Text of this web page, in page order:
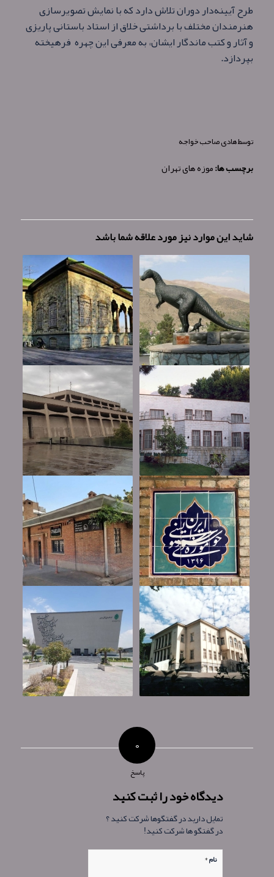
طرح آیینه‌دار دوران تلاش دارد که با نمایش تصویرسازی
هنرمندان مختلف با برداشتی خلاق از استاد باستانی پاریزی
و آثار و کتب ماندگار ایشان، به معرفی این چهره فرهیخته
بپردازد.
توسطهادی صاحب خواجه
برچسب ها:موزه های تهران
شاید این موارد نیز مورد علاقه شما باشد
۰
پاسخ
دیدگاه خود را ثبت کنید
تمایل دارید در گفتگوها شرکت کنید ؟
در گفتگو ها شرکت کنید!
نام*